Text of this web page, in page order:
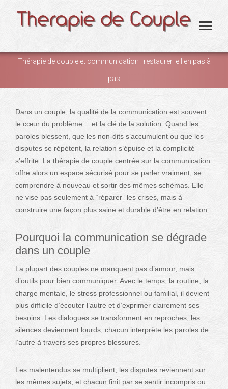
Thérapie de couple et communication : restaurer le lien pas à
pas
Dans un couple, la qualité de la communication est souvent
le cœur du problème… et la clé de la solution. Quand les
paroles blessent, que les non-dits s’accumulent ou que les
disputes se répètent, la relation s’épuise et la complicité
s’effrite. La thérapie de couple centrée sur la communication
offre alors un espace sécurisé pour se parler vraiment, se
comprendre à nouveau et sortir des mêmes schémas. Elle
ne vise pas seulement à “réparer” les crises, mais à
construire une façon plus saine et durable d’être en relation.
Pourquoi la communication se dégrade
dans un couple
La plupart des couples ne manquent pas d’amour, mais
d’outils pour bien communiquer. Avec le temps, la routine, la
charge mentale, le stress professionnel ou familial, il devient
plus difficile d’écouter l’autre et d’exprimer clairement ses
besoins. Les dialogues se transforment en reproches, les
silences deviennent lourds, chacun interprète les paroles de
l’autre à travers ses propres blessures.
Les malentendus se multiplient, les disputes reviennent sur
les mêmes sujets, et chacun finit par se sentir incompris ou